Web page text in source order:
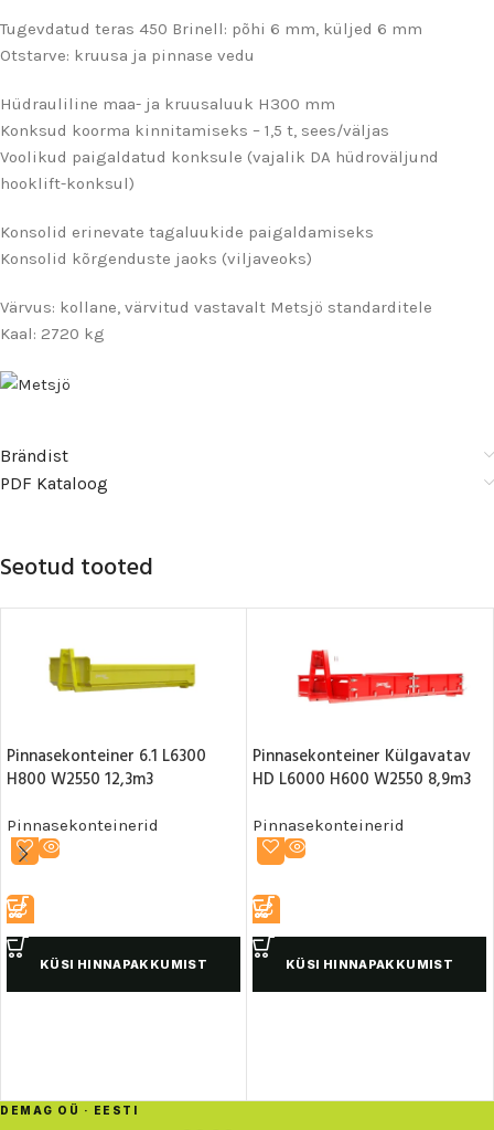
Tugevdatud teras 450 Brinell: põhi 6 mm, küljed 6 mm
Otstarve: kruusa ja pinnase vedu
Hüdrauliline maa- ja kruusaluuk H300 mm
Konksud koorma kinnitamiseks – 1,5 t, sees/väljas
Voolikud paigaldatud konksule (vajalik DA hüdroväljund
hooklift-konksul)
Konsolid erinevate tagaluukide paigaldamiseks
Konsolid kõrgenduste jaoks (viljaveoks)
Värvus: kollane, värvitud vastavalt Metsjö standarditele
Kaal: 2720 kg
Brändist
PDF Kataloog
Seotud tooted
Pinnasekonteiner 6.1 L6300
H800 W2550 12,3m3
Pinnasekonteinerid
KÜSI HINNAPAKKUMIST
Pinnasekonteiner Külgavatav
HD L6000 H600 W2550 8,9m3
Pinnasekonteinerid
KÜSI HINNAPAKKUMIST
DEMAG OÜ · EESTI